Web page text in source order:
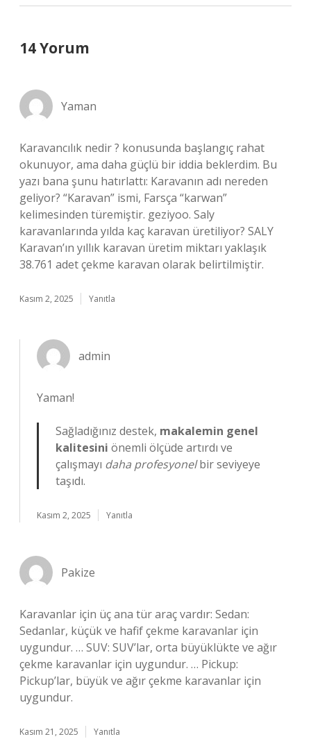
14 Yorum
Yaman
Karavancılık nedir ? konusunda başlangıç rahat
okunuyor, ama daha güçlü bir iddia beklerdim. Bu
yazı bana şunu hatırlattı: Karavanın adı nereden
geliyor? “Karavan” ismi, Farsça “karwan”
kelimesinden türemiştir. geziyoo. Saly
karavanlarında yılda kaç karavan üretiliyor? SALY
Karavan’ın yıllık karavan üretim miktarı yaklaşık
38.761 adet çekme karavan olarak belirtilmiştir.
Kasım 2, 2025 Yanıtla
admin
Yaman!
Sağladığınız destek, makalemin genel
kalitesini önemli ölçüde artırdı ve
çalışmayı daha profesyonelbir seviyeye
taşıdı.
Kasım 2, 2025 Yanıtla
Pakize
Karavanlar için üç ana tür araç vardır: Sedan:
Sedanlar, küçük ve hafif çekme karavanlar için
uygundur. … SUV: SUV’lar, orta büyüklükte ve ağır
çekme karavanlar için uygundur. … Pickup:
Pickup’lar, büyük ve ağır çekme karavanlar için
uygundur.
Kasım 21, 2025 Yanıtla